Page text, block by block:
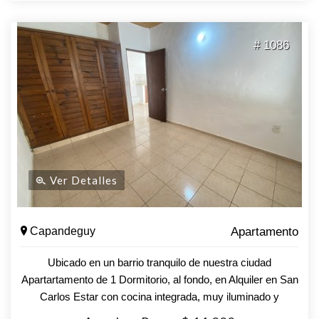
# 1086
Ver Detalles
Capandeguy Apartamento
Ubicado en un barrio tranquilo de nuestra ciudad
Apartartamento de 1 Dormitorio, al fondo, en Alquiler en San
Carlos Estar con cocina integrada, muy iluminado y
cómodo, con ventana al Norte, garantizando luz natural